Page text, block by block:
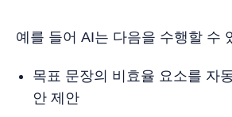
예를 들어 AI는 다음을 수행할 수
목표 문장의 비효율 요소를 자
안 제안